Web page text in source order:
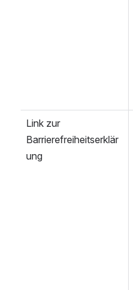
Link zur
Barrierefreiheitserklär
ung